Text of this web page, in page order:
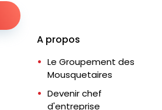
A propos
Le Groupement des
Mousquetaires
Devenir chef
d'entreprise